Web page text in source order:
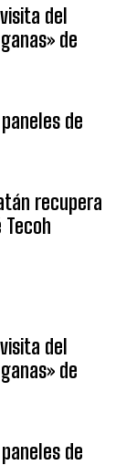
del
de
de
recupera
del
de
de